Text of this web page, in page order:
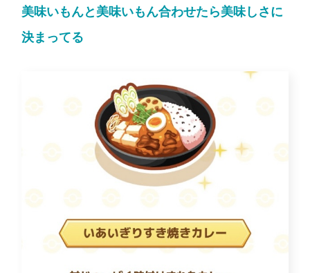
美味いもんと美味いもん合わせたら美味しさに
決まってる